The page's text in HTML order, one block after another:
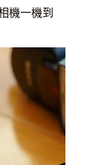
機一機到